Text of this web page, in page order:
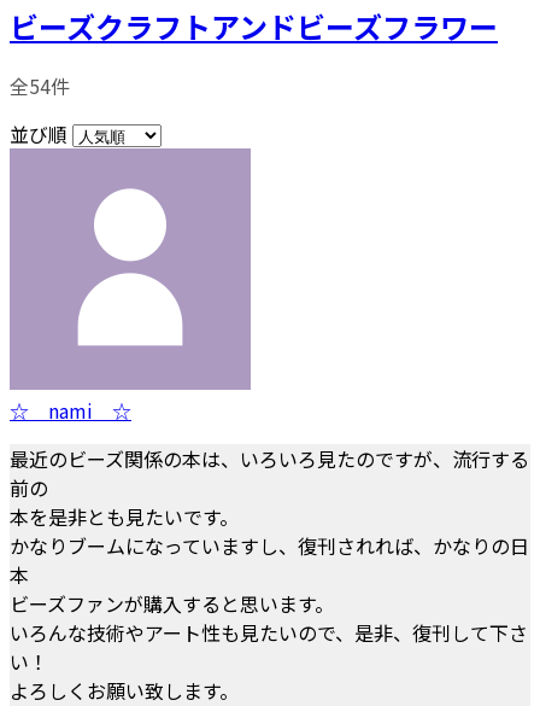
ビーズクラフトアンドビーズフラワー
全54件
並び順
☆ nami ☆
最近のビーズ関係の本は、いろいろ見たのですが、流行する
前の
本を是非とも見たいです。
かなりブームになっていますし、復刊されれば、かなりの日
本
ビーズファンが購入すると思います。
いろんな技術やアート性も見たいので、是非、復刊して下さ
い！
よろしくお願い致します。